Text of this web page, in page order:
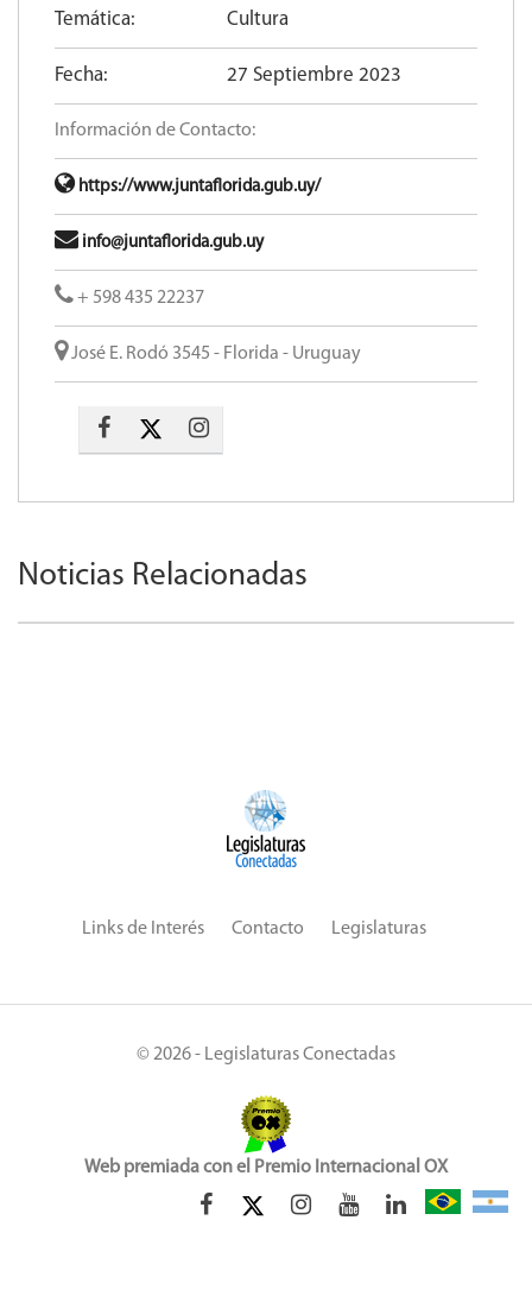
Temática: Cultura
Fecha: 27 Septiembre 2023
Información de Contacto:
https://www.juntaflorida.gub.uy/
info@juntaflorida.gub.uy
+ 598 435 22237
José E. Rodó 3545 - Florida - Uruguay
Noticias Relacionadas
Links de Interés Contacto Legislaturas
© 2026 - Legislaturas Conectadas
Web premiada con el Premio Internacional OX